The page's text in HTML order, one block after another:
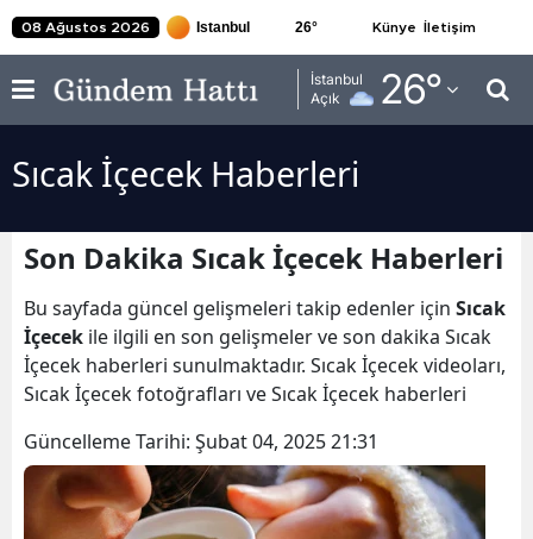
08 Ağustos 2026 26° Künye İletişim
İstanbul
Açık
26°
Adana
Adıyaman
Afyonkarahisar
Amasya
Ankara
Antalya
Artvin
Aydın
Balıkesir
Sıcak İçecek Haberleri
Son Dakika Sıcak İçecek Haberleri
Bu sayfada güncel gelişmeleri takip edenler için Sıcak
İçecek ile ilgili en son gelişmeler ve son dakika Sıcak
İçecek haberleri sunulmaktadır. Sıcak İçecek videoları,
Sıcak İçecek fotoğrafları ve Sıcak İçecek haberleri
Güncelleme Tarihi: Şubat 04, 2025 21:31